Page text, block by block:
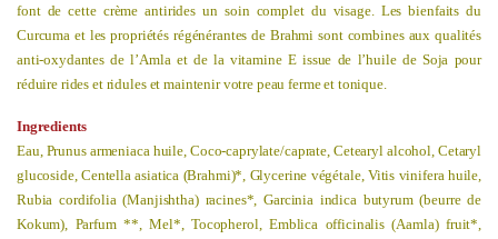
font de cette crème antirides un soin complet du visage. Les bienfaits du
Curcuma et les propriétés régénérantes de Brahmi sont combines aux qualités
anti-oxydantes de l’Amla et de la vitamine E issue de l’huile de Soja pour
réduire rides et ridules et maintenir votre peau ferme et tonique.
Ingredients
Eau, Prunus armeniaca huile, Coco-caprylate/caprate, Cetearyl alcohol, Cetaryl
glucoside, Centella asiatica (Brahmi)*, Glycerine végétale, Vitis vinifera huile,
Rubia cordifolia (Manjishtha) racines*, Garcinia indica butyrum (beurre de
Kokum), Parfum **, Mel*, Tocopherol, Emblica officinalis (Aamla) fruit*,